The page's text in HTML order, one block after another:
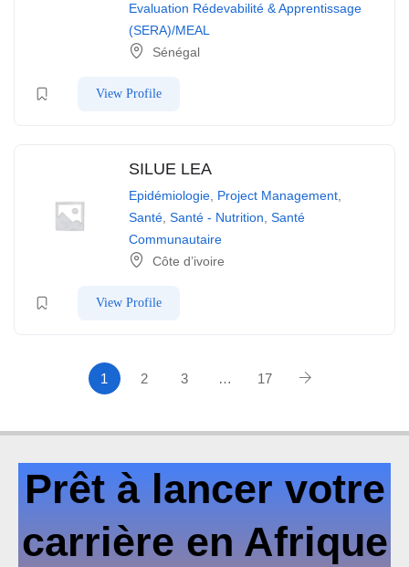
Evaluation Rédevabilité & Apprentissage
(SERA)/MEAL
Sénégal
View Profile
SILUE LEA
Epidémiologie, Project Management,
Santé, Santé - Nutrition, Santé
Communautaire
Côte d’ivoire
View Profile
1 2 3 … 17
Prêt à lancer votre
carrière en Afrique